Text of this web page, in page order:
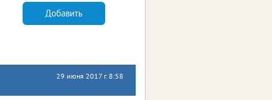
Добавить
29 июня 2017 г. 8:58